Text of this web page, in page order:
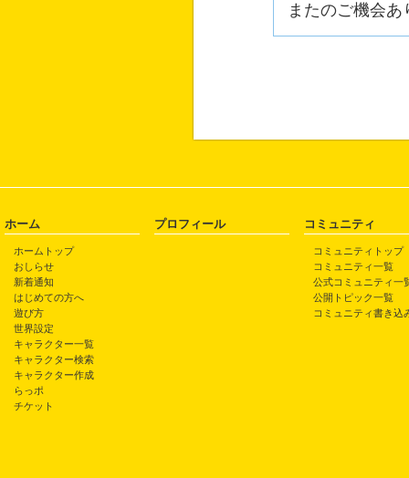
またのご機会
ホーム
ホームトップ
おしらせ
新着通知
はじめての方へ
遊び方
世界設定
キャラクター一覧
キャラクター検索
キャラクター作成
らっポ
チケット
プロフィール コミュニティ
コミュニティトップ
コミュニティ一覧
公式コミュニティ一
公開トピック一覧
コミュニティ書き込